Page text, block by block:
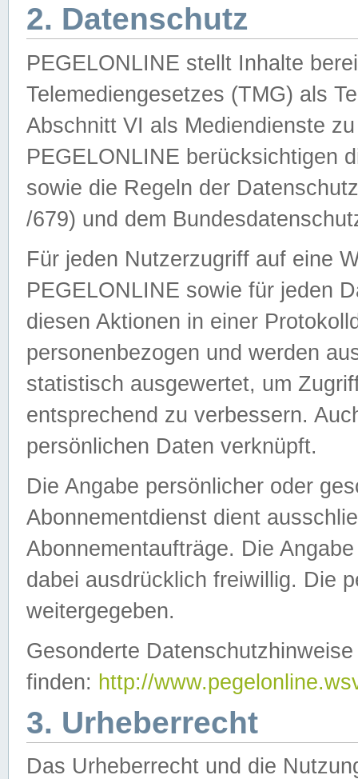
2. Datenschutz
PEGELONLINE stellt Inhalte
Telemediengesetzes (TMG) als
Abschnitt VI als Mediendienste
PEGELONLINE berücksichtigen
sowie die Regeln der
/679) und dem
Für jeden Nutzerzugriff auf eine
PEGELONLINE sowie für jeden
diesen Aktionen in einer
personenbezogen und werden
statistisch ausgewertet, um
entsprechend zu verbessern.
persönlichen Daten verknüpft.
Die Angabe persönlicher oder
Abonnementdienst dient
Abonnementaufträge. Die
dabei ausdrücklich freiwillig. Die
weitergegeben.
Gesonderte
finden: http://
3. Urheberrecht
Das Urheberrecht und die